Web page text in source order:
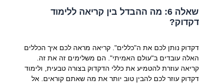
שאלה 6: מה ההבדל בין קריאה ללימוד
דקדוק?
דקדוק נותן לכם את ה"כללים". קריאה מראה לכם איך הכללים
האלה עובדים ב"עולם האמיתי". הם משלימים זה את זה.
קריאה עוזרת להטמיע את כללי הדקדוק בצורה טבעית, ולימוד
דקדוק עוזר לכם להבין טוב יותר את מה שאתם קוראים. אל